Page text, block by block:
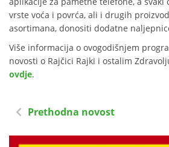
vrste voća i povrća, ali i drugih
asortimana, donositi dodatne
Više informacija o ovogodišnjem
novosti o Rajčici Rajki i ostalim
ovdje.
Prethodna novost